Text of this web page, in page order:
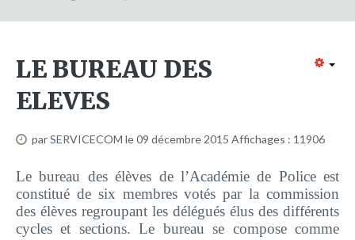
Formation continue
Avec la POLI.DH
Activités
bulletins électroniques d'information
Activités Hanns Seidel
Documentations
Avec l'Institut Danois des Droits de l'Homme
LE BUREAU DES
ELEVES
par SERVICECOM le 09 décembre 2015 Affichages : 11906
Le bureau des élèves de l’Académie de Police est
constitué de six membres votés par la commission
des élèves regroupant les délégués élus des différents
cycles et sections. Le bureau se compose comme